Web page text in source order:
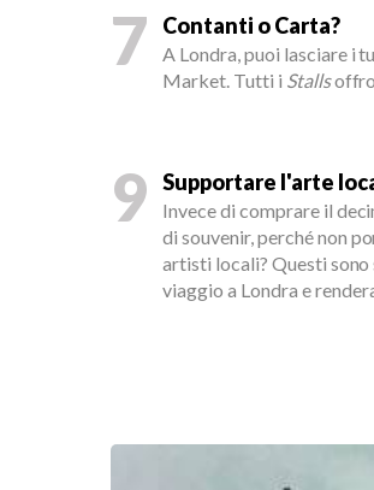
7 Contanti o Carta?
A Londra, puoi lasciare i
Market. Tutti i Stalls
9 Supportare l'arte
Invece di comprare il
di souvenir, perché non
artisti locali? Questi
viaggio a Londra e